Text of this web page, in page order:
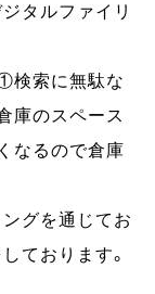
タルファイリ
検索に無駄な
庫のスペース
なるので倉庫
グを通じてお
ております。